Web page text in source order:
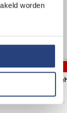
worden
40% korting
PME Legend